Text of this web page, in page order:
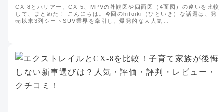
CX-8とハリアー、CX-5、MPVの外観図や四面図（4面図）の違いを比較
して、まとめた！ こんにちは。今回のhitoiki（ひといき）な話題は、発
売以来3列シートSUV業界を牽引し、爆発的な大人気…